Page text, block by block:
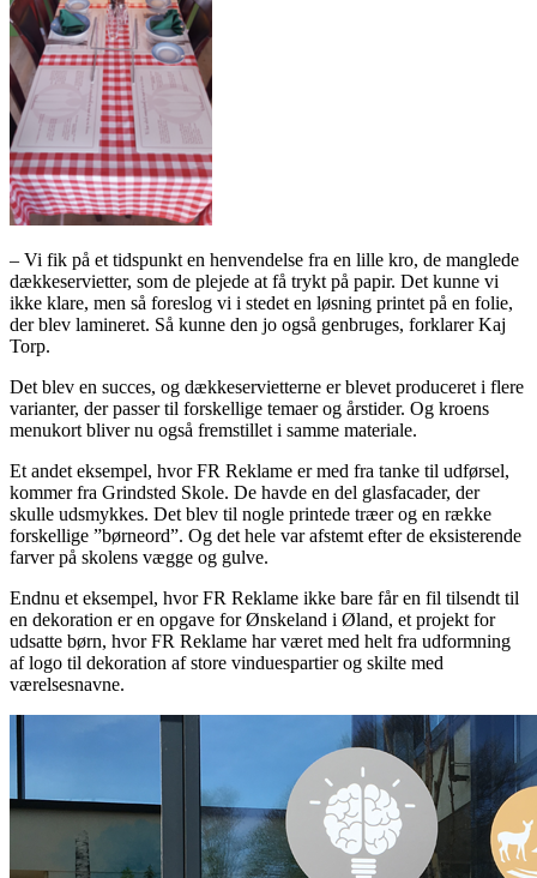
– Vi fik på et tidspunkt en henvendelse fra en lille kro, de manglede
dækkeservietter, som de plejede at få trykt på papir. Det kunne vi
ikke klare, men så foreslog vi i stedet en løsning printet på en folie,
der blev lamineret. Så kunne den jo også genbruges, forklarer Kaj
Torp.
Det blev en succes, og dækkeservietterne er blevet produceret i flere
varianter, der passer til forskellige temaer og årstider. Og kroens
menukort bliver nu også fremstillet i samme materiale.
Et andet eksempel, hvor FR Reklame er med fra tanke til udførsel,
kommer fra Grindsted Skole. De havde en del glasfacader, der
skulle udsmykkes. Det blev til nogle printede træer og en række
forskellige ”børneord”. Og det hele var afstemt efter de eksisterende
farver på skolens vægge og gulve.
Endnu et eksempel, hvor FR Reklame ikke bare får en fil tilsendt til
en dekoration er en opgave for Ønskeland i Øland, et projekt for
udsatte børn, hvor FR Reklame har været med helt fra udformning
af logo til dekoration af store vinduespartier og skilte med
værelsesnavne.